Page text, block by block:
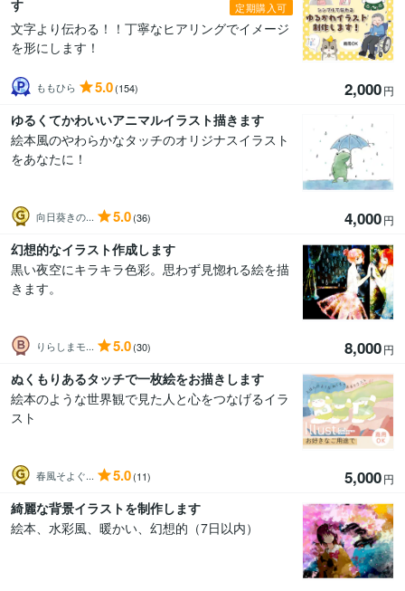
す 定期購入可
文字より伝わる！！丁寧なヒアリングでイメージ
を形にします！
ももひら 5.0(154) 2,000円
ゆるくてかわいいアニマルイラスト描きます
絵本風のやわらかなタッチのオリジナスイラスト
をあなたに！
向日葵きの... 5.0(36) 4,000円
幻想的なイラスト作成します
黒い夜空にキラキラ色彩。思わず見惚れる絵を描
きます。
りらしまモ... 5.0(30) 8,000円
ぬくもりあるタッチで一枚絵をお描きします
絵本のような世界観で見た人と心をつなげるイラ
スト
春風そよぐ... 5.0(11) 5,000円
綺麗な背景イラストを制作します
絵本、水彩風、暖かい、幻想的（7日以内）